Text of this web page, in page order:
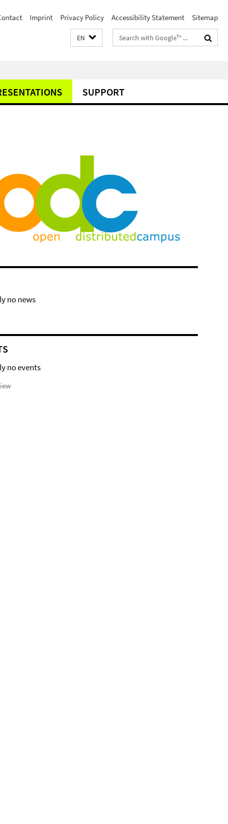
Imprint Privacy Policy Accessibility Statement Sitemap
EN
Search
terms
SUPPORT
no news
no events